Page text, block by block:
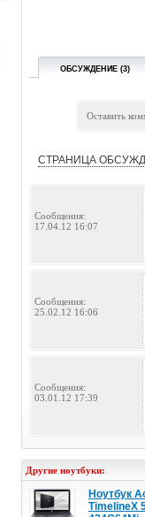
ОБСУЖДЕНИЕ (3)
Оставить
СТРАНИЦА
Сообщения:
17.04.12 16:07
Сообщения:
25.02.12 16:06
Сообщения:
03.01.12 17:39
Другие ноутбуки:
Ноутбук
TimelineX